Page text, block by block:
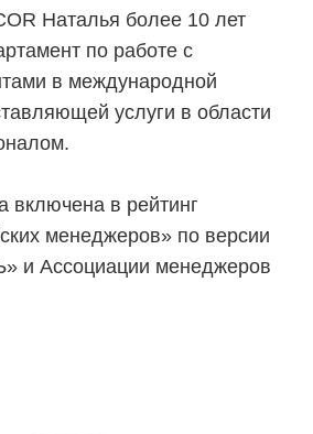
Наталья более 10 лет
по работе с
в международной
услуги в области
включена в рейтинг
менеджеров» по версии
и Ассоциации менеджеров